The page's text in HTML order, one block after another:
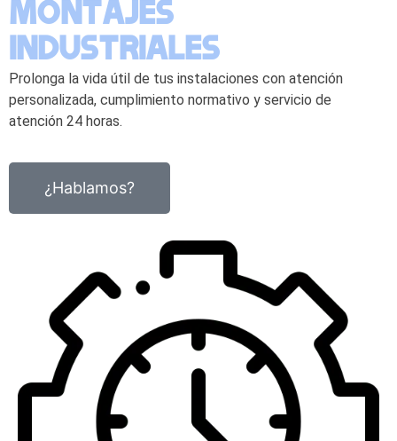
montajes
industriales
Prolonga la vida útil de tus instalaciones con atención
personalizada, cumplimiento normativo y servicio de
atención 24 horas.
¿Hablamos?